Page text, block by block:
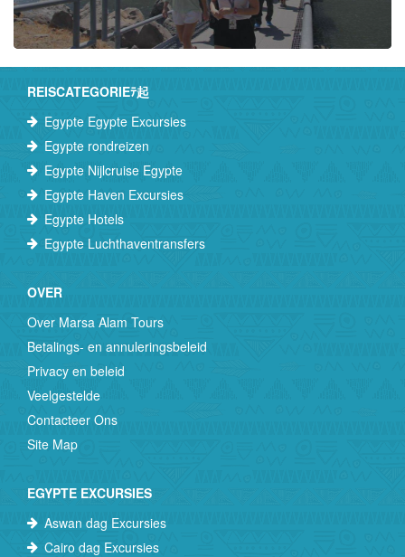
REISCATEGORIEﾃ起
Egypte Egypte Excursies
Egypte rondreizen
Egypte Nijlcruise Egypte
Egypte Haven Excursies
Egypte Hotels
Egypte Luchthaventransfers
OVER
Over Marsa Alam Tours
Betalings- en annuleringsbeleid
Privacy en beleid
Veelgestelde
Contacteer Ons
Site Map
EGYPTE EXCURSIES
Aswan dag Excursies
Cairo dag Excursies